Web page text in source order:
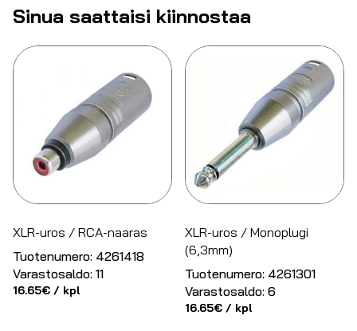
Sinua saattaisi kiinnostaa
XLR-uros / RCA-naaras
Tuotenumero: 4261418
Varastosaldo: 11
16.65€ / kpl
XLR-uros / Monoplugi
(6,3mm)
Tuotenumero: 4261301
Varastosaldo: 6
16.65€ / kpl